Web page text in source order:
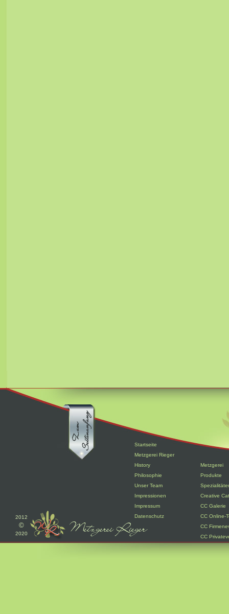
2012
©
2020
Startseite
Metzgerei Rieger
History
Metzgerei
Philosophie
Produkte
Unser Team
Impressionen
Creative
Impressum
CC Galerie
Datenschutz
CC Online-
CC
CC